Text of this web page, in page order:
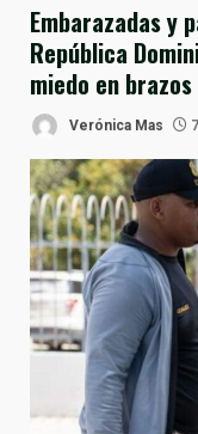
Embarazadas y
República
miedo en brazos
Verónica Mas